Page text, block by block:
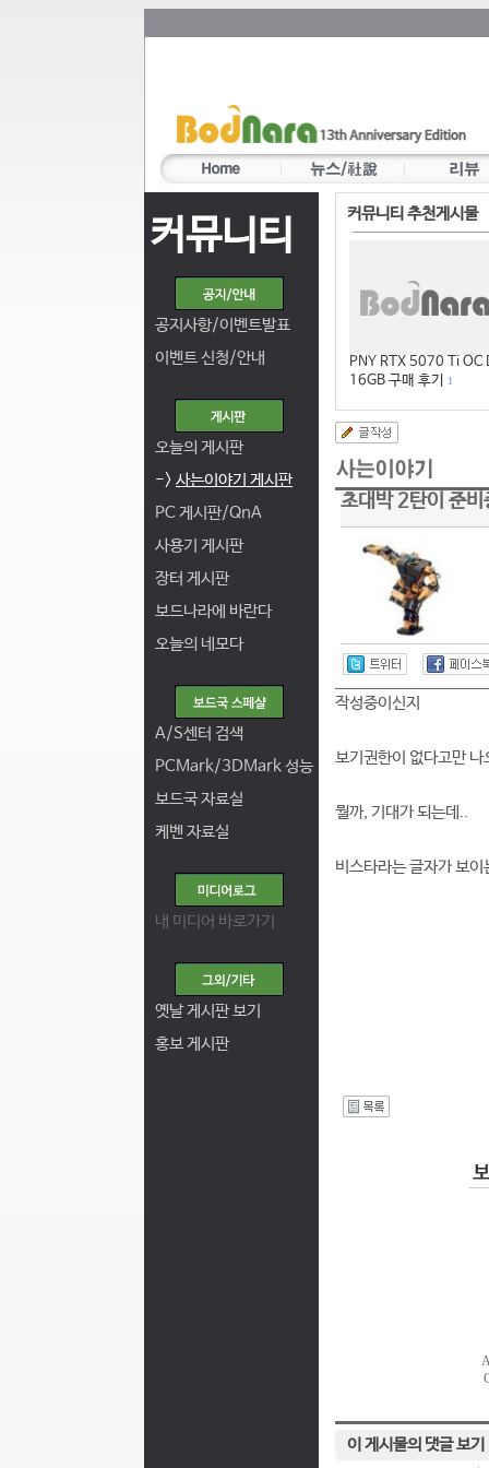
커뮤니티
공지사항/이벤트발표
이벤트 신청/안내
오늘의 게시판
-> 사는이야기 게시판
PC 게시판/QnA
사용기 게시판
장터 게시판
보드나라에 바란다
오늘의 네모다
A/S센터 검색
PCMark/3DMark 성능
보드국 자료실
케벤 자료실
내 미디어 바로가기
옛날 게시판 보기
홍보 게시판
커뮤니티 추천게시물
PNY RTX 5070 Ti OC
16GB 구매 후기
1
초대박 2탄이 준비
작성중이신지
보기권한이 없다고만
뭘까, 기대가 되는데..
비스타라는 글자가 보
이 게시물의 댓글 보기